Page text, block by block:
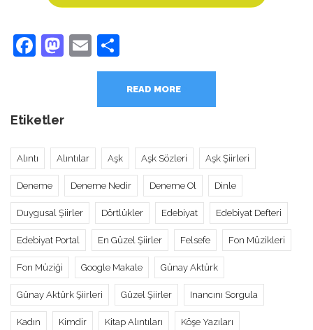
Facebook
Mastodon
Email
READ MORE
Etiketler
Alıntı Alıntılar Aşk Aşk Sözleri Aşk Şiirleri
Deneme Deneme Nedir Deneme Ol Dinle
Duygusal Şiirler Dörtlükler Edebiyat Edebiyat Defteri
Edebiyat Portal En Güzel Şiirler Felsefe Fon Müzikleri
Fon Müziği Google Makale Günay Aktürk
Günay Aktürk Şiirleri Güzel Şiirler Inancını Sorgula
Kadın Kimdir Kitap Alıntıları Köşe Yazıları